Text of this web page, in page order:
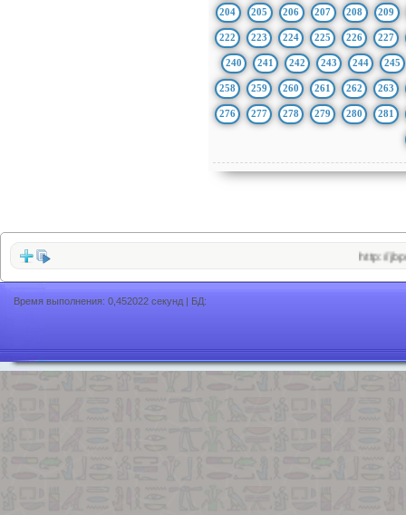
204 205 206 207 208 209
222 223 224 225 226 227
240 241 242 243 244 245
258 259 260 261 262 263
276 277 278 279 280 281
http://
Время выполнения: 0,452022 секунд | БД: